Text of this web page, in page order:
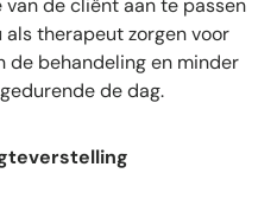
therapeut zorgen voor
de behandeling en minder
de dag.